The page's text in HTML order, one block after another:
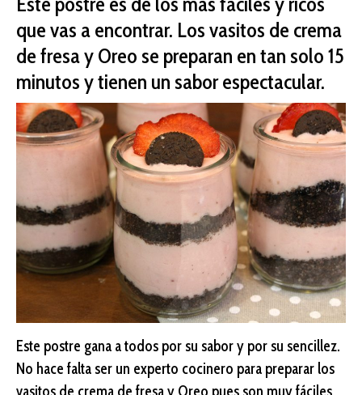
que vas a encontrar. Los vasitos de crema
de fresa y Oreo se preparan en tan solo 15
minutos y tienen un sabor espectacular.
Este postre gana a todos por su sabor y por su sencillez.
No hace falta ser un experto cocinero para preparar los